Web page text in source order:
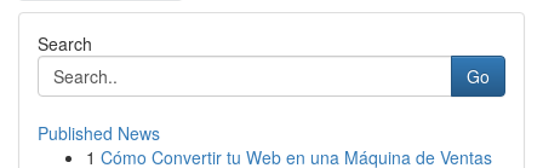
Search
Go
Published News
1 Cómo Convertir tu Web en una Máquina de Ventas